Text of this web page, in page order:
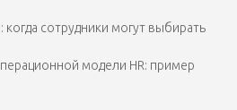
когда сотрудники могут выбирать
модели HR: пример